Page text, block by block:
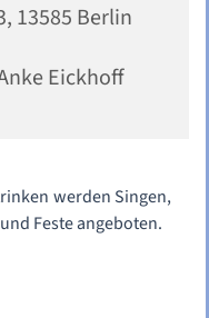
13585 Berlin
Eickhoff
werden Singen,
Feste angeboten.